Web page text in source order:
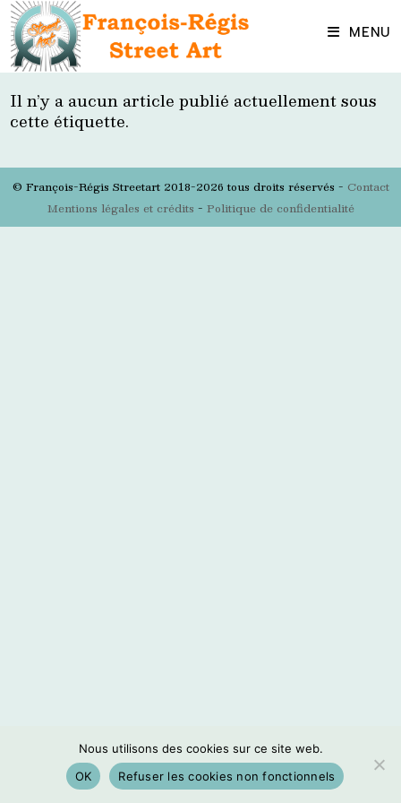
Skip
content MENU
Il n’y a aucun article publié actuellement sous
cette étiquette.
© François-Régis Streetart 2018-2026 tous droits réservés - Contact
Mentions légales et crédits - Politique de confidentialité
Nous utilisons des cookies sur ce site web.
OK
Refuser les cookies non fonctionnels